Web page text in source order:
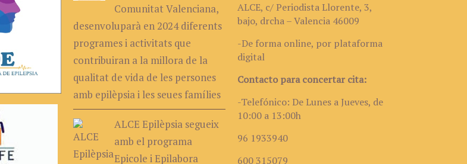
Comunitat Valenciana,
desenvoluparà en 2024 diferents
programes i activitats que
contribuiran a la millora de la
qualitat de vida de les persones
amb epilèpsia i les seues famílies
ALCE Epilèpsia segueix
amb el programa
Epicole i Epilabora
ALCE, c/ Periodista Llorente, 3,
bajo, drcha – Valencia 46009
-De forma online, por plataforma
digital
Contacto para concertar cita:
-Telefónico: De Lunes a Jueves, de
10:00 a 13:00h
96 1933940
600 315079